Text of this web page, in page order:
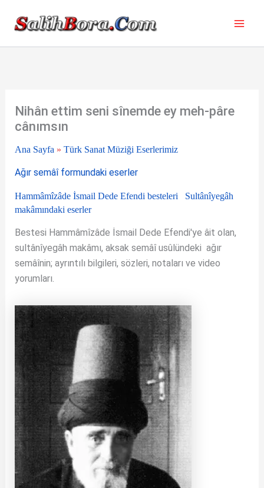
Nihân ettim seni sînemde ey meh-pâre
cânımsın
Ana Sayfa » Türk Sanat Müziği Eserlerimiz
Ağır semâî formundaki eserler
Hammâmîzâde İsmail Dede Efendi besteleri
Sultânîyegâh
makâmındaki eserler
Bestesi Hammâmîzâde İsmail Dede Efendi'ye âit olan,
sultânîyegâh makâmı, aksak semâî usûlündeki ağır
semâînin; ayrıntılı bilgileri, sözleri, notaları ve video
yorumları.